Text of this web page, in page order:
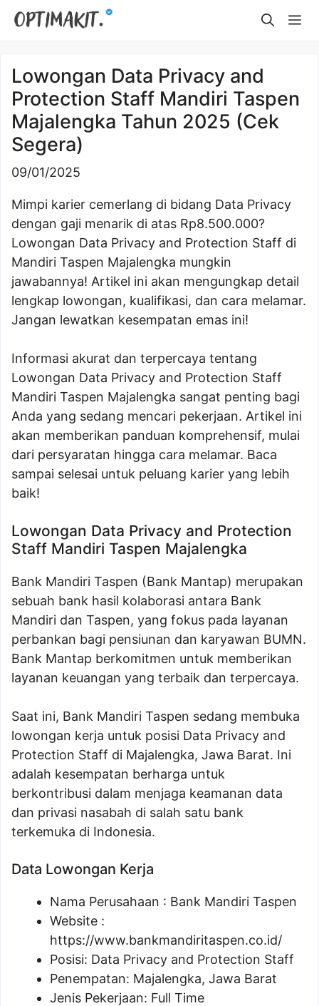
Skip
Lowongan Data Privacy and
Protection Staff Mandiri Taspen
Majalengka Tahun 2025 (Cek
Segera)
09/01/2025
Mimpi karier cemerlang di bidang Data Privacy
dengan gaji menarik di atas Rp8.500.000?
Lowongan Data Privacy and Protection Staff di
Mandiri Taspen Majalengka mungkin
jawabannya! Artikel ini akan mengungkap detail
lengkap lowongan, kualifikasi, dan cara melamar.
Jangan lewatkan kesempatan emas ini!
Informasi akurat dan terpercaya tentang
Lowongan Data Privacy and Protection Staff
Mandiri Taspen Majalengka sangat penting bagi
Anda yang sedang mencari pekerjaan. Artikel ini
akan memberikan panduan komprehensif, mulai
dari persyaratan hingga cara melamar. Baca
sampai selesai untuk peluang karier yang lebih
baik!
Lowongan Data Privacy and Protection
Staff Mandiri Taspen Majalengka
Bank Mandiri Taspen (Bank Mantap) merupakan
sebuah bank hasil kolaborasi antara Bank
Mandiri dan Taspen, yang fokus pada layanan
perbankan bagi pensiunan dan karyawan BUMN.
Bank Mantap berkomitmen untuk memberikan
layanan keuangan yang terbaik dan terpercaya.
Saat ini, Bank Mandiri Taspen sedang membuka
lowongan kerja untuk posisi Data Privacy and
Protection Staff di Majalengka, Jawa Barat. Ini
adalah kesempatan berharga untuk
berkontribusi dalam menjaga keamanan data
dan privasi nasabah di salah satu bank
terkemuka di Indonesia.
Data Lowongan Kerja
Nama Perusahaan : Bank Mandiri Taspen
Website :
https://www.bankmandiritaspen.co.id/
Posisi: Data Privacy and Protection Staff
Penempatan: Majalengka, Jawa Barat
Jenis Pekerjaan: Full Time